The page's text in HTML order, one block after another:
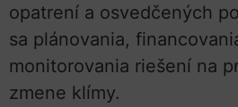
opatrení a osvedčených
sa plánovania,
monitorovania riešení na
zmene klímy.